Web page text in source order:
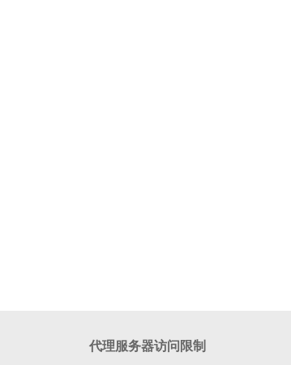
代理服务器访问限制